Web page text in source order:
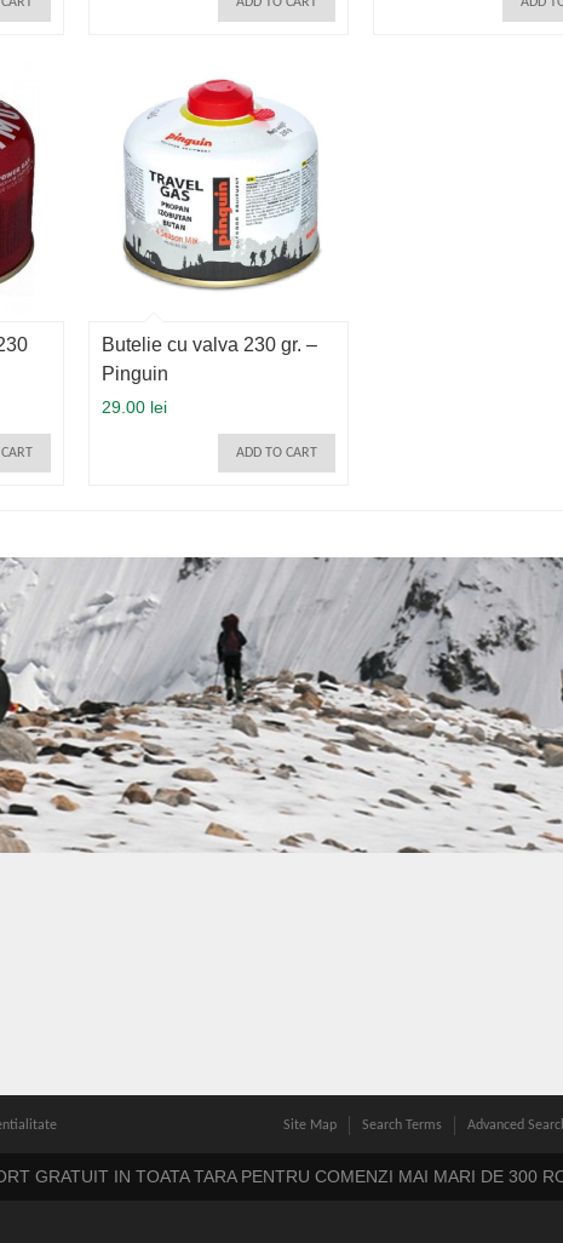
Butelie cu valva 230 gr. –
Pinguin
29.00 lei
ADD TO CART
Site Map Search Terms Advanced
GRATUIT IN TOATA TARA PENTRU COMENZI MAI MARI DE 300